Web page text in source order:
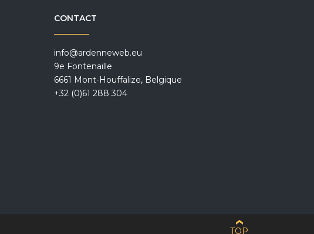
CONTACT
info@ardenneweb.eu
9e Fontenaille
6661 Mont-Houffalize, Belgique
+32 (0)61 288 304
TOP